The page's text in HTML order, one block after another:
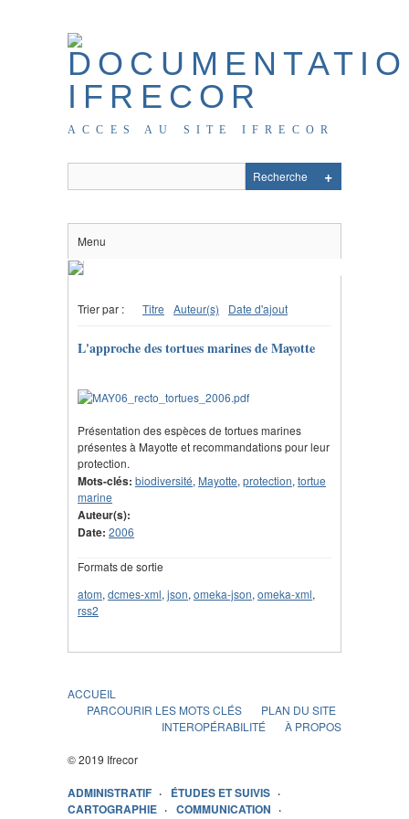
ACCES AU SITE IFRECOR
Menu
Trier par : Titre Auteur(s) Date d'ajout
L'approche des tortues marines de Mayotte
Présentation des espèces de tortues marines
présentes à Mayotte et recommandations pour leur
protection.
Mots-clés: biodiversité, Mayotte, protection, tortue
marine
Auteur(s):
Date: 2006
Formats de sortie
atom, dcmes-xml, json, omeka-json, omeka-xml,
rss2
ACCUEIL
PARCOURIR LES MOTS CLÉS
PLAN DU SITE
INTEROPÉRABILITÉ
À PROPOS
© 2019 Ifrecor
ADMINISTRATIF
ÉTUDES ET SUIVIS
CARTOGRAPHIE
COMMUNICATION